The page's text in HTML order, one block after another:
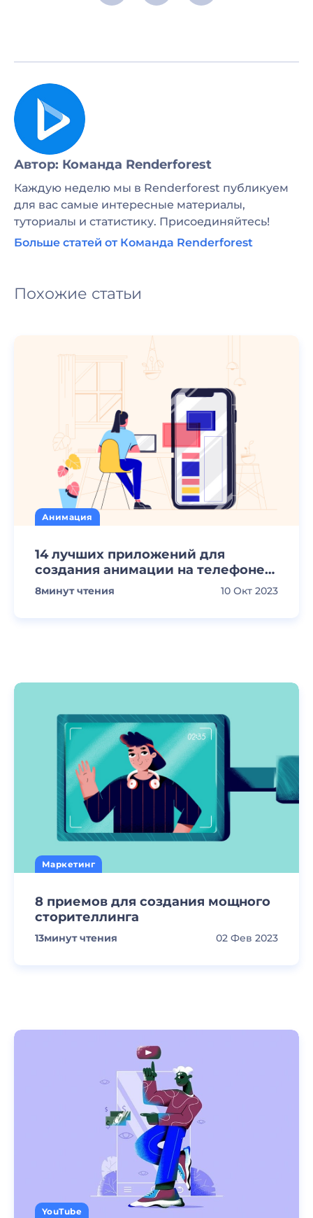
Автор: Команда Renderforest
Каждую неделю мы в Renderforest публикуем
для вас самые интересные материалы,
туториалы и статистику. Присоединяйтесь!
Больше статей от Команда Renderforest
Похожие статьи
Анимация
14 лучших приложений для
создания анимации на телефоне
[2023]
8минут чтения 10 Окт 2023
Маркетинг
8 приемов для создания мощного
сторителлинга
13минут чтения 02 Фев 2023
YouTube